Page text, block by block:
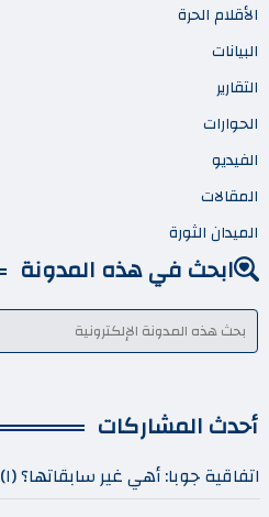
الأقلام الحرة
البيانات
التقارير
الحوارات
الفيديو
المقالات
الميدان الثورة
ابحث في هذه المدونة
أحدث المشاركات
اتفاقية جوبا: أهي غير سابقاتها؟ (١)